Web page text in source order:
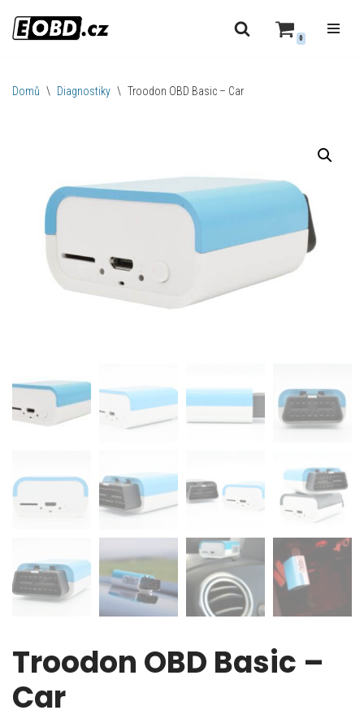
Přeskočit
obsah
0
Domů \ Diagnostiky \ Troodon OBD Basic – Car
Troodon OBD Basic –
Car